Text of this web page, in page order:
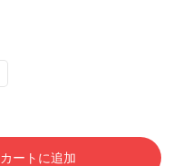
カートに追加